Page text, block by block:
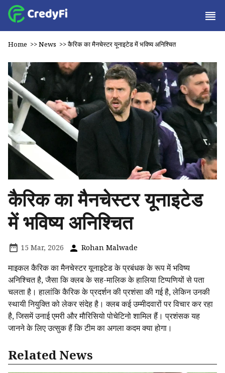
Home >>News >>कैरिक का मैनचेस्टर यूनाइटेड में भविष्य अनिश्चित
कैरिक का मैनचेस्टर यूनाइटेड
में भविष्य अनिश्चित
15 Mar, 2026 Rohan Malwade
माइकल कैरिक का मैनचेस्टर यूनाइटेड के प्रबंधक के रूप में भविष्य
अनिश्चित है, जैसा कि क्लब के सह-मालिक के हालिया टिप्पणियों से पता
चलता है। हालांकि कैरिक के प्रदर्शन की प्रशंसा की गई है, लेकिन उनकी
स्थायी नियुक्ति को लेकर संदेह है। क्लब कई उम्मीदवारों पर विचार कर रहा
है, जिसमें उनाई एमरी और मौरिसियो पोचेटिनो शामिल हैं। प्रशंसक यह
जानने के लिए उत्सुक हैं कि टीम का अगला कदम क्या होगा।
Related News